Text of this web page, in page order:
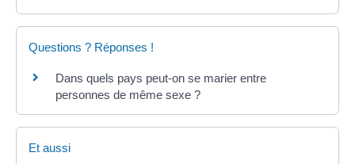
Questions ? Réponses !
Dans quels pays peut-on se marier entre
personnes de même sexe ?
Et aussi